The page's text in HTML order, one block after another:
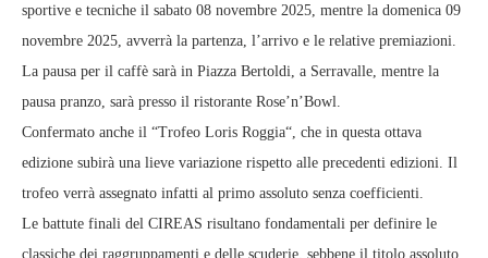
sportive e tecniche il sabato 08 novembre 2025, mentre la domenica 09
novembre 2025, avverrà la partenza, l’arrivo e le relative premiazioni.
La pausa per il caffè sarà in Piazza Bertoldi, a Serravalle, mentre la
pausa pranzo, sarà presso il ristorante Rose’n’Bowl.
Confermato anche il “Trofeo Loris Roggia“, che in questa ottava
edizione subirà una lieve variazione rispetto alle precedenti edizioni. Il
trofeo verrà assegnato infatti al primo assoluto senza coefficienti.
Le battute finali del CIREAS risultano fondamentali per definire le
classiche dei raggruppamenti e delle scuderie, sebbene il titolo assoluto